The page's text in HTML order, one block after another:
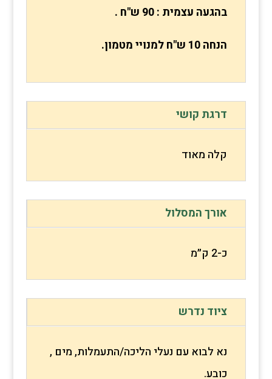
בהגעה עצמית : 90 ש"ח .
הנחה 10 ש"ח למנויי מטמון.
דרגת קושי
קלה מאוד
אורך המסלול
כ-2 ק״מ
ציוד נדרש
נא לבוא עם נעלי הליכה/התעמלות, מים ,
כובע.